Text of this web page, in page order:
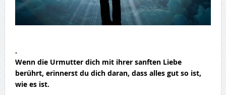
.
Wenn die Urmutter dich mit ihrer sanften Liebe
berührt, erinnerst du dich daran, dass alles gut so ist,
wie es ist.